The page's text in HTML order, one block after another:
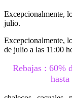
Excepcionalmente,
julio.
Excepcionalmente,
de julio a las 11:00
Rebajas : 60%